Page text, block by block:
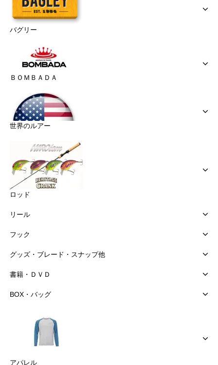
バグリー
ＢＯＭＢＡＤＡ
世界のルアー
ロッド
リール
フック
グッズ・ブレード・スナップ他
書籍・ＤＶＤ
BOX・バッグ
アパレル